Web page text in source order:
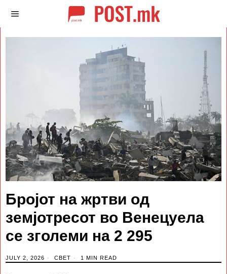
Бројот на жртви од
земјотресот во Венецуела
се зголеми на 2 295
JULY 2, 2026 СВЕТ 1 MIN READ